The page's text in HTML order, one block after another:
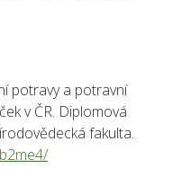
potravy a potravní
v ČR. Diplomová
fakulta.